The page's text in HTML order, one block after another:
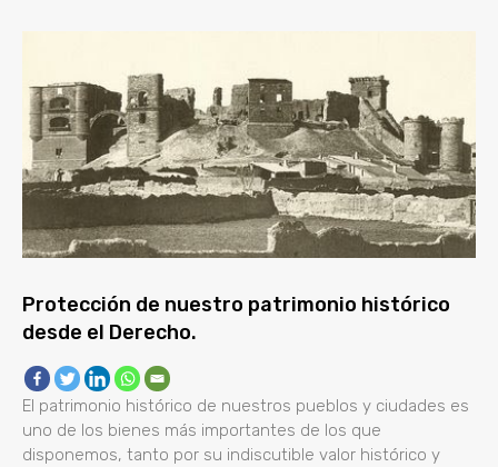
Protección de nuestro patrimonio histórico
desde el Derecho.
El patrimonio histórico de nuestros pueblos y ciudades es
uno de los bienes más importantes de los que
disponemos, tanto por su indiscutible valor histórico y